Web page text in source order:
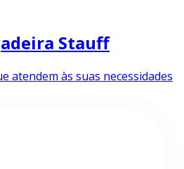
Stauff
atendem às suas necessidades